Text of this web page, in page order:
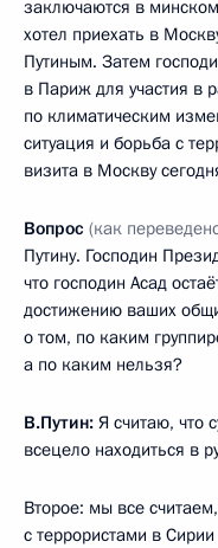
заключаются в
хотел приехать в
Путиным. Затем
в Париж для участия в
по климатическим
ситуация и борьба с
визита в Москву
Вопрос (как
Путину. Господин
что господин Асад
достижению ваших
о том, по каким
а по каким нельзя?
В.Путин: Я считаю, что
всецело находиться в
Второе: мы все
с террористами в